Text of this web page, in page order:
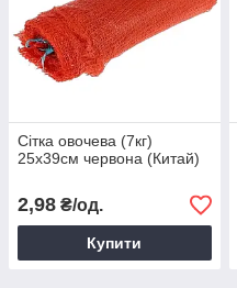
Сітка овочева (7кг)
25х39см червона (Китай)
2,98 ₴/од.
Купити